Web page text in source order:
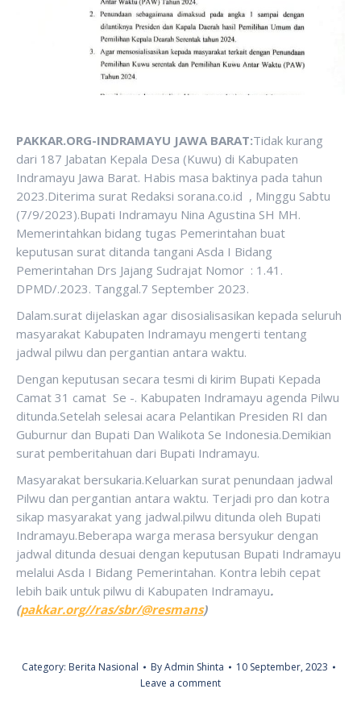
PAKKAR.ORG-INDRAMAYU JAWA BARAT:Tidak kurang
dari 187 Jabatan Kepala Desa (Kuwu) di Kabupaten
Indramayu Jawa Barat. Habis masa baktinya pada tahun
2023.Diterima surat Redaksi sorana.co.id , Minggu Sabtu
(7/9/2023).Bupati Indramayu Nina Agustina SH MH.
Memerintahkan bidang tugas Pemerintahan buat
keputusan surat ditanda tangani Asda I Bidang
Pemerintahan Drs Jajang Sudrajat Nomor : 1.41.
DPMD/.2023. Tanggal.7 September 2023.
Dalam.surat dijelaskan agar disosialisasikan kepada seluruh
masyarakat Kabupaten Indramayu mengerti tentang
jadwal pilwu dan pergantian antara waktu.
Dengan keputusan secara tesmi di kirim Bupati Kepada
Camat 31 camat Se -. Kabupaten Indramayu agenda Pilwu
ditunda.Setelah selesai acara Pelantikan Presiden RI dan
Guburnur dan Bupati Dan Walikota Se Indonesia.Demikian
surat pemberitahuan dari Bupati Indramayu.
Masyarakat bersukaria.Keluarkan surat penundaan jadwal
Pilwu dan pergantian antara waktu. Terjadi pro dan kotra
sikap masyarakat yang jadwal.pilwu ditunda oleh Bupati
Indramayu.Beberapa warga merasa bersyukur dengan
jadwal ditunda desuai dengan keputusan Bupati Indramayu
melalui Asda I Bidang Pemerintahan. Kontra lebih cepat
lebih baik untuk pilwu di Kabupaten Indramayu.
(pakkar.org//ras/sbr/@resmans)
Category: Berita Nasional ByAdmin Shinta
10 September, 2023
Leave a comment